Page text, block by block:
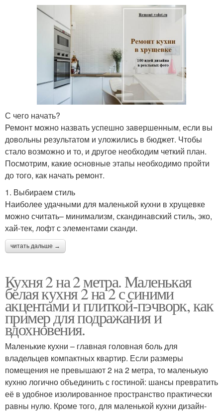
С чего начать?
Ремонт можно назвать успешно завершенным, если вы
довольны результатом и уложились в бюджет. Чтобы
стало возможно и то, и другое необходим четкий план.
Посмотрим, какие основные этапы необходимо пройти
до того, как начать ремонт.
1. Выбираем стиль
Наиболее удачными для маленькой кухни в хрущевке
можно считать– минимализм, скандинавский стиль, эко,
хай-тек, лофт с элементами сканди.
читать дальше →
Кухня 2 на 2 метра. Маленькая
белая кухня 2 на 2 с синими
акцентами и плиткой-пэчворк, как
пример для подражания и
вдохновения.
Маленькие кухни – главная головная боль для
владельцев компактных квартир. Если размеры
помещения не превышают 2 на 2 метра, то маленькую
кухню логично объединить с гостиной: шансы превратить
её в удобное изолированное пространство практически
равны нулю. Кроме того, для маленькой кухни дизайн-